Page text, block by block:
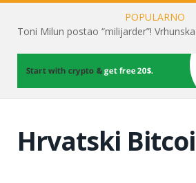
POPULARNO
Hrvatski